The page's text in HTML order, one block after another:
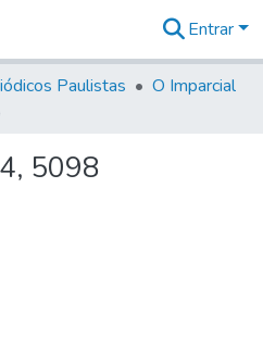
na
Entrar
Paulistas
O Imparcial
5098